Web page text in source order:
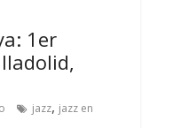
1er
jazz, jazz en